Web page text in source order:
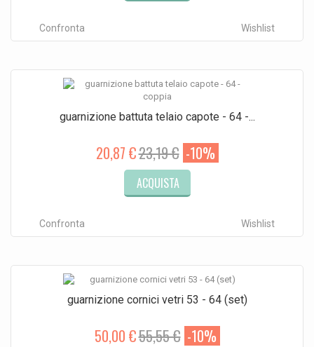
Wishlist
Confronta
guarnizione battuta telaio capote - 64 -...
20,87 €23,19 € -10%
ACQUISTA
Wishlist
Confronta
guarnizione cornici vetri 53 - 64 (set)
50,00 €55,55 € -10%